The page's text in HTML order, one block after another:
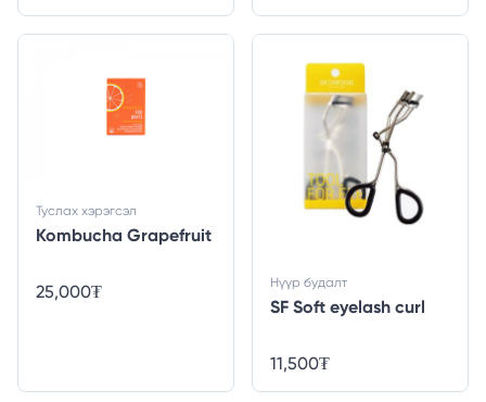
Kombucha Grapefruit
Туслах хэрэгсэл
25,000₮
SF Soft eyelash curl
Нүүр будалт
11,500₮